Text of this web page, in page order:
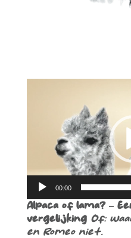
00:00
Alpaca of lama? –
vergelijking Of:
en Romeo niet.